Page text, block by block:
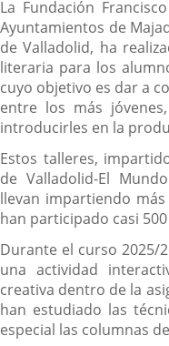
La Fundación
Ayuntamientos de
de Valladolid, ha
literaria para los
cuyo objetivo es dar a
entre los más
introducirles en la
Estos talleres,
de Valladolid-El
llevan impartiendo
han participado casi
Durante el curso 2025/
una actividad
creativa dentro de la
han estudiado las
especial las columnas